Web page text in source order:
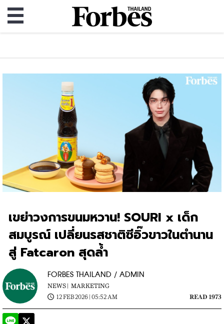
เขย่าวงการขนมหวาน! SOURI x เด็ก
สมบูรณ์ เปลี่ยนรสชาติซีอิ๊วขาวในตำนาน
สู่ Fatcaron สุดล้ำ
FORBES THAILAND / ADMIN
NEWS | MARKETING
12 FEB 2026 | 05:52 AM
READ 1973